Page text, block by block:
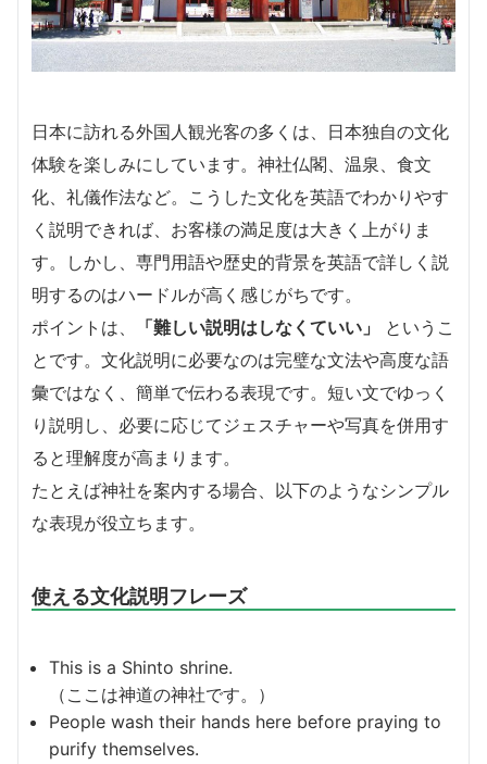
日本に訪れる外国人観光客の多くは、日本独自の文化
体験を楽しみにしています。神社仏閣、温泉、食文
化、礼儀作法など。こうした文化を英語でわかりやす
く説明できれば、お客様の満足度は大きく上がりま
す。しかし、専門用語や歴史的背景を英語で詳しく説
明するのはハードルが高く感じがちです。
ポイントは、
「難しい説明はしなくていい」
というこ
とです。文化説明に必要なのは完璧な文法や高度な語
彙ではなく、簡単で伝わる表現です。短い文でゆっく
り説明し、必要に応じてジェスチャーや写真を併用す
ると理解度が高まります。
たとえば神社を案内する場合、以下のようなシンプル
な表現が役立ちます。
使える文化説明フレーズ
This is a Shinto shrine.
（ここは神道の神社です。）
People wash their hands here before praying to
purify themselves.